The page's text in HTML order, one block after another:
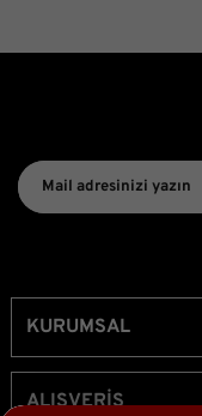
KURUMSAL
ALIŞVERİŞ